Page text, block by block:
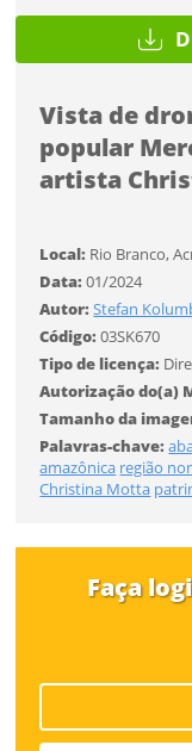
Vista de
popular
artista
Local: Rio Branco,
Data:01/2024
Autor:Stefan
Código:03SK670
Tipo de licença:
Autorização do(a)
Tamanho da
Palavras-chave:
amazônica região
Christina Motta
Faça
Formato
Tamanho
Tipo de projeto
Utilização
Formato
Tamanho
Você
Desejo receber
Li e concordo
Tipo de download
Tamanho